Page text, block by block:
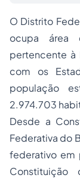
O Distrito
ocupa área
pertencente à
com os
população
2.974.703
Desde a
Federativa do
federativo em